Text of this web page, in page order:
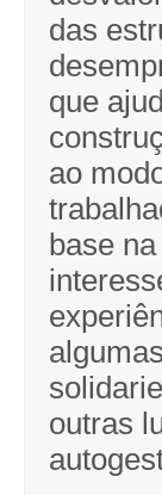
das
que
ao
base
outras